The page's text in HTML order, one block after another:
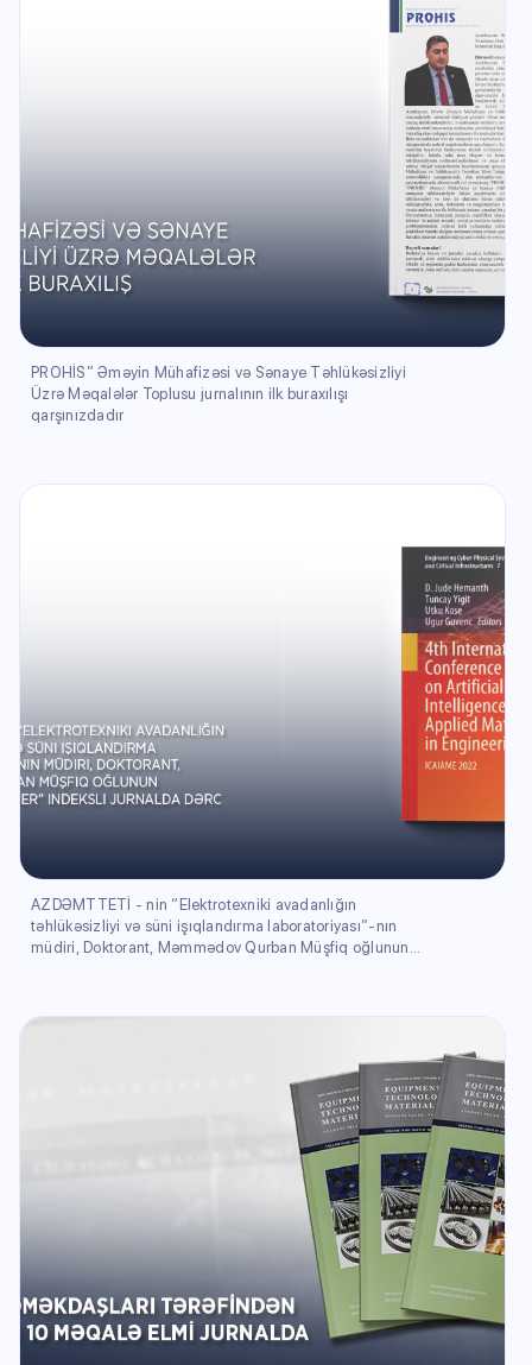
PROHİS” Əməyin Mühafizəsi və Sənaye Təhlükəsizliyi
Üzrə Məqalələr Toplusu jurnalının ilk buraxılışı
qarşınızdadır
AZDƏMTTETİ - nin “Elektrotexniki avadanlığın
təhlükəsizliyi və süni işıqlandırma laboratoriyası”-nın
müdiri, Doktorant, Məmmədov Qurban Müşfiq oğlunun